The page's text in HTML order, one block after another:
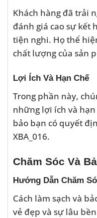
Khách hàng đã trải
đánh giá cao sự kết
tiện nghi. Họ thể
chất lượng của sản
Lợi Ích Và Hạn Chế
Trong phần này,
những lợi ích và
bảo bạn có quyết
XBA_016.
Chăm Sóc Và
Hướng Dẫn Chăm
Cách làm sạch và
vẻ đẹp và sự lâu